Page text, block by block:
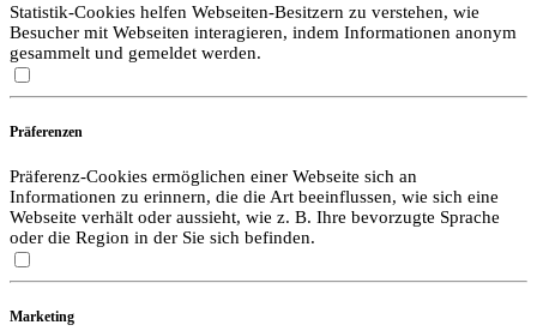
Statistik-Cookies helfen Webseiten-Besitzern zu verstehen, wie
Besucher mit Webseiten interagieren, indem Informationen anonym
gesammelt und gemeldet werden.
Präferenzen
Präferenz-Cookies ermöglichen einer Webseite sich an
Informationen zu erinnern, die die Art beeinflussen, wie sich eine
Webseite verhält oder aussieht, wie z. B. Ihre bevorzugte Sprache
oder die Region in der Sie sich befinden.
Marketing